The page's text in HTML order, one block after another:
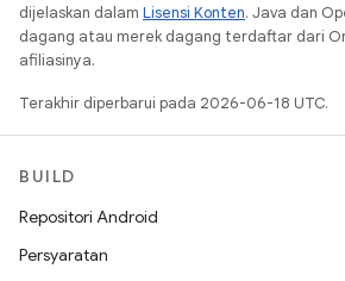
dijelaskan dalam Lisensi Konten. Java dan
dagang atau merek dagang terdaftar dari
afiliasinya.
Terakhir diperbarui pada 2026-06-18 UTC.
BUILD
Repositori Android
Persyaratan